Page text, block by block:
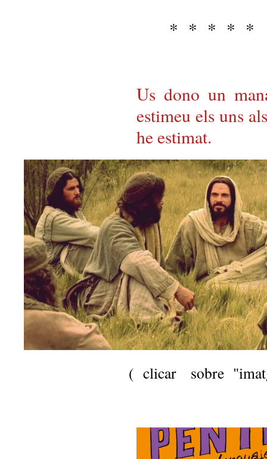
* * * * *
Us dono un
estimeu els uns
he estimat.
( clicar sobre